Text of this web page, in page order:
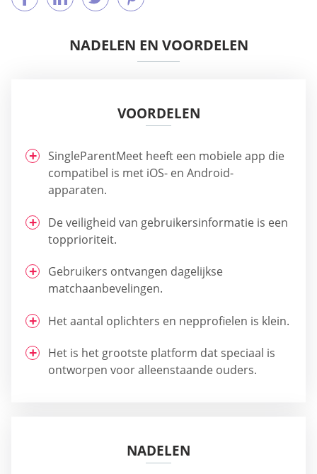
NADELEN EN VOORDELEN
VOORDELEN
SingleParentMeet heeft een mobiele app die
compatibel is met iOS- en Android-
apparaten.
De veiligheid van gebruikersinformatie is een
topprioriteit.
Gebruikers ontvangen dagelijkse
matchaanbevelingen.
Het aantal oplichters en nepprofielen is klein.
Het is het grootste platform dat speciaal is
ontworpen voor alleenstaande ouders.
NADELEN